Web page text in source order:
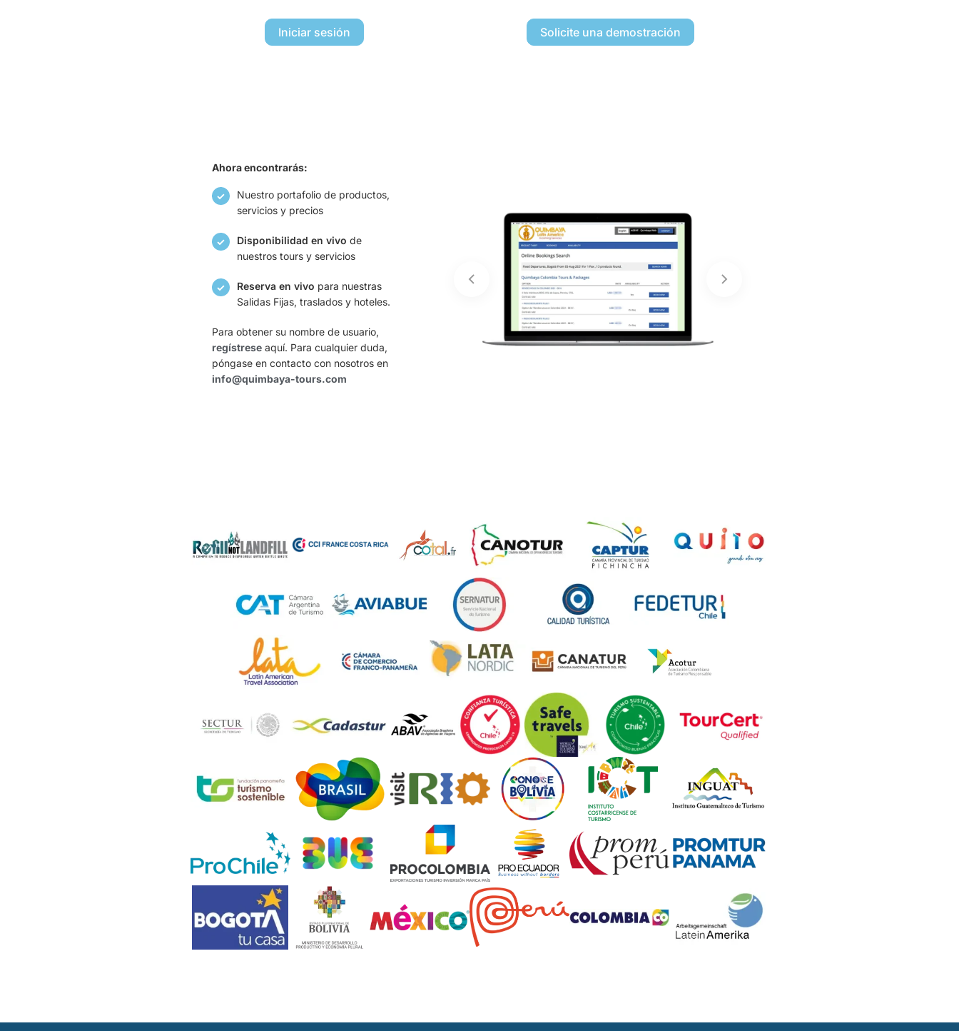
Iniciar sesión Solicite una demostración
Ahora encontrarás:
Nuestro portafolio de productos,
servicios y precios
Disponibilidad en vivo de
nuestros tours y servicios
Reserva en vivo para nuestras
Salidas Fijas, traslados y hoteles.
Para obtener su nombre de usuario,
regístreseaquí. Para cualquier duda,
póngase en contacto con nosotros en
info@quimbaya-tours.com